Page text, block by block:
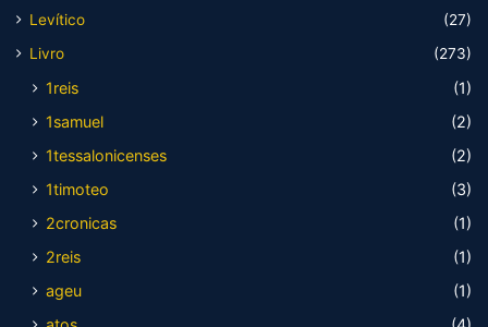
Levítico
(27)
Livro
(273)
1reis
(1)
1samuel
(2)
1tessalonicenses
(2)
1timoteo
(3)
2cronicas
(1)
2reis
(1)
ageu
(1)